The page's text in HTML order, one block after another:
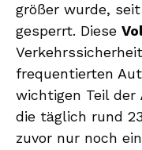
größer wurde,
gesperrt. Diese
frequentierten
wichtigen Teil der
die täglich rund
zuvor nur noch